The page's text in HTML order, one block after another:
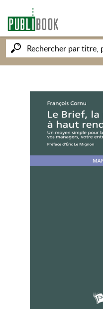
SOCIÉTÉ
MON